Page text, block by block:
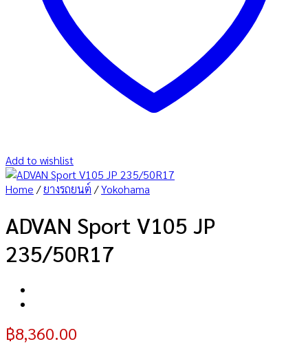
Add to wishlist
Home /ยางรถยนต์ /Yokohama
ADVAN Sport V105 JP
235/50R17
฿8,360.00